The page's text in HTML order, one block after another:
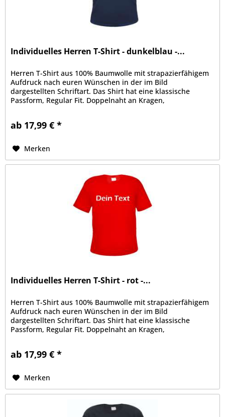
Individuelles Herren T-Shirt - dunkelblau -...
Herren T-Shirt aus 100% Baumwolle mit strapazierfähigem
Aufdruck nach euren Wünschen in der im Bild
dargestellten Schriftart. Das Shirt hat eine klassische
Passform, Regular Fit. Doppelnaht an Kragen,
ab 17,99 € *
Merken
Individuelles Herren T-Shirt - rot -...
Herren T-Shirt aus 100% Baumwolle mit strapazierfähigem
Aufdruck nach euren Wünschen in der im Bild
dargestellten Schriftart. Das Shirt hat eine klassische
Passform, Regular Fit. Doppelnaht an Kragen,
ab 17,99 € *
Merken